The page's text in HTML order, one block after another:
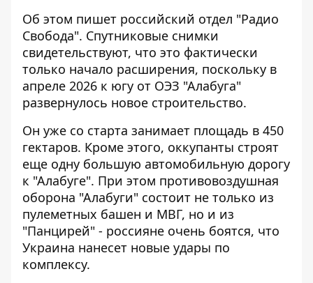
Об этом пишет российский отдел "Радио
Свобода". Спутниковые снимки
свидетельствуют, что это фактически
только начало расширения, поскольку в
апреле 2026 к югу от ОЭЗ "Алабуга"
развернулось новое строительство.
Он уже со старта занимает площадь в 450
гектаров. Кроме этого, оккупанты строят
еще одну большую автомобильную дорогу
к "Алабуге". При этом противовоздушная
оборона "Алабуги" состоит не только из
пулеметных башен и МВГ, но и из
"Панцирей" - россияне очень боятся, что
Украина нанесет новые удары по
комплексу.